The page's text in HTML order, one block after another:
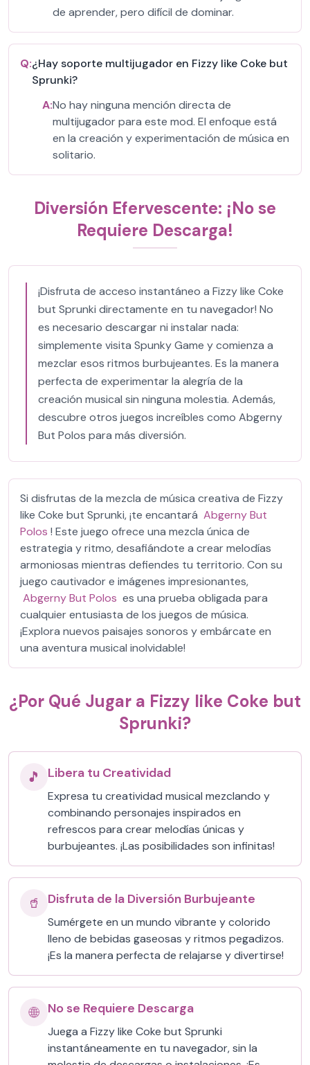
de aprender, pero difícil de dominar.
Q:¿Hay soporte multijugador en Fizzy like Coke but
Sprunki?
A:No hay ninguna mención directa de
multijugador para este mod. El enfoque está
en la creación y experimentación de música en
solitario.
Diversión Efervescente: ¡No se
Requiere Descarga!
¡Disfruta de acceso instantáneo a Fizzy like Coke
but Sprunki directamente en tu navegador! No
es necesario descargar ni instalar nada:
simplemente visita Spunky Game y comienza a
mezclar esos ritmos burbujeantes. Es la manera
perfecta de experimentar la alegría de la
creación musical sin ninguna molestia. Además,
descubre otros juegos increíbles como Abgerny
But Polos para más diversión.
Si disfrutas de la mezcla de música creativa de Fizzy
like Coke but Sprunki, ¡te encantará Abgerny But
Polos ! Este juego ofrece una mezcla única de
estrategia y ritmo, desafiándote a crear melodías
armoniosas mientras defiendes tu territorio. Con su
juego cautivador e imágenes impresionantes,
Abgerny But Polos es una prueba obligada para
cualquier entusiasta de los juegos de música.
¡Explora nuevos paisajes sonoros y embárcate en
una aventura musical inolvidable!
¿Por Qué Jugar a Fizzy like Coke but
Sprunki?
🎵 Libera tu Creatividad
Expresa tu creatividad musical mezclando y
combinando personajes inspirados en
refrescos para crear melodías únicas y
burbujeantes. ¡Las posibilidades son infinitas!
🥤 Disfruta de la Diversión Burbujeante
Sumérgete en un mundo vibrante y colorido
lleno de bebidas gaseosas y ritmos pegadizos.
¡Es la manera perfecta de relajarse y divertirse!
🌐 No se Requiere Descarga
Juega a Fizzy like Coke but Sprunki
instantáneamente en tu navegador, sin la